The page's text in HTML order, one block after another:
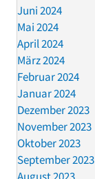
Juni 2024
Mai 2024
April 2024
März 2024
Februar 2024
Januar 2024
Dezember 2023
November 2023
Oktober 2023
September 2023